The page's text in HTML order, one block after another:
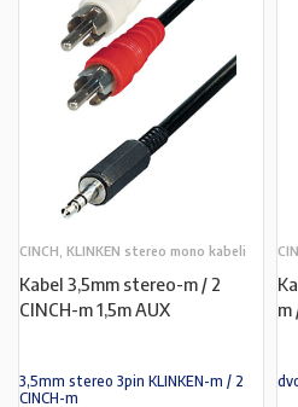
CINCH, KLINKEN stereo mono kabeli
Kabel 3,5mm stereo-m / 2
CINCH-m 1,5m AUX
3,5mm stereo 3pin KLINKEN-m / 2
CINCH-m
m